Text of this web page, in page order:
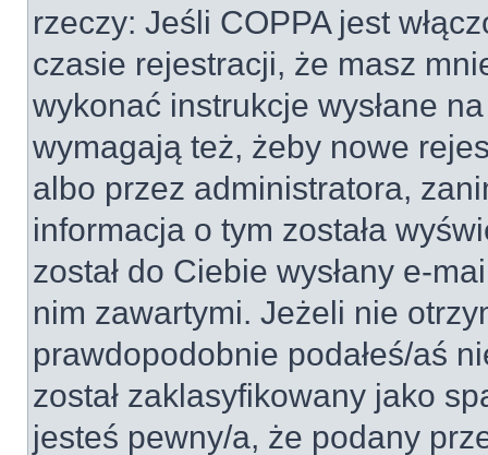
rzeczy: Jeśli COPPA jest
czasie rejestracji, że masz
wykonać instrukcje wysłane
wymagają też, żeby nowe
albo przez administratora,
informacja o tym została
został do Ciebie wysłany e-
nim zawartymi. Jeżeli nie
prawdopodobnie podałeś/aś
został zaklasyfikowany jako
jesteś pewny/a, że podany